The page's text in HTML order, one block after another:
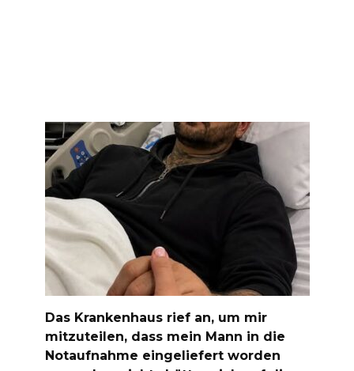
Das Krankenhaus rief an, um mir
mitzuteilen, dass mein Mann in die
Notaufnahme eingeliefert worden